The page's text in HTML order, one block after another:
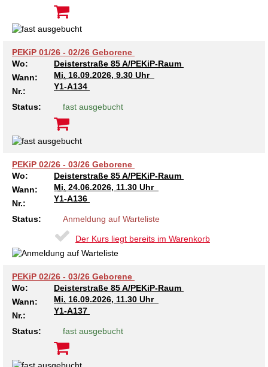
Kindertagesstätte Voltmerstraße
Kindertagesstätte Wiehbergstraße
PEKiP 01/26 - 02/26 Geborene
Wo:
Deisterstraße 85 A/PEKiP-Raum
Wann:
Mi. 16.09.2026, 9.30 Uhr
Nr.:
Y1-A134
Status: fast ausgebucht
PEKiP 02/26 - 03/26 Geborene
Wo:
Deisterstraße 85 A/PEKiP-Raum
Wann:
Mi. 24.06.2026, 11.30 Uhr
Nr.:
Y1-A136
Status: Anmeldung auf Warteliste
Der Kurs liegt bereits im Warenkorb
PEKiP 02/26 - 03/26 Geborene
Wo:
Deisterstraße 85 A/PEKiP-Raum
Wann:
Mi. 16.09.2026, 11.30 Uhr
Nr.:
Y1-A137
Status: fast ausgebucht